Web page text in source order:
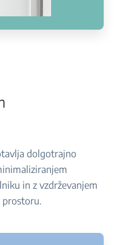
dolgotrajno
in z vzdrževanjem
prostoru.